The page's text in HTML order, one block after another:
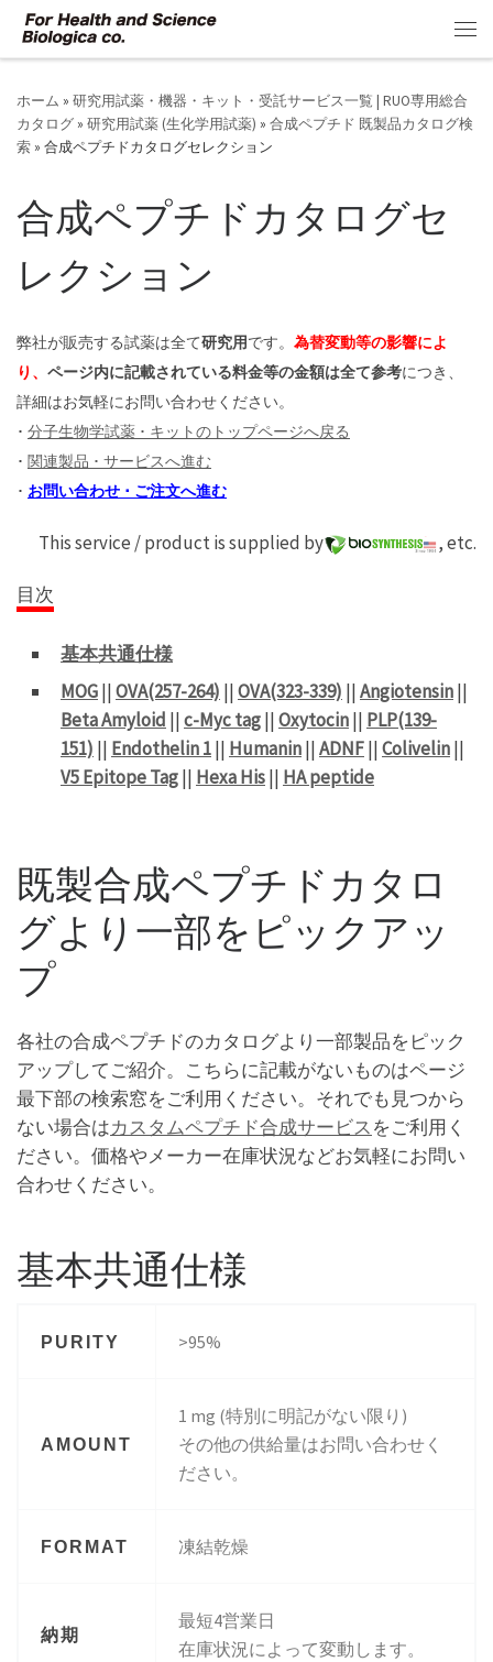
コンテンツへスキップ
ホーム » 研究用試薬・機器・キット・受託サービス一覧 | RUO専用総合
カタログ » 研究用試薬 (生化学用試薬) » 合成ペプチド 既製品カタログ検
索 » 合成ペプチドカタログセレクション
合成ペプチドカタログセ
レクション
弊社が販売する試薬は全て研究用です。 為替変動等の影響によ
り、 ページ内に記載されている料金等の金額は全て参考につき、
詳細はお気軽にお問い合わせください。
･ 分子生物学試薬 ･ キットのトップページへ戻る
･ 関連製品 ･ サービスへ進む
･ お問い合わせ ･ ご注文へ進む
This service / product is supplied by , etc.
目次
基本共通仕様
MOG||OVA(257-264) ||OVA(323-339) ||Angiotensin||
Beta Amyloid ||c-Myc tag||Oxytocin|| PLP(139-
151) || Endothelin 1|| Humanin||ADNF||Colivelin||
V5 Epitope Tag|| Hexa His|| HA peptide
既製合成ペプチドカタロ
グより一部をピックアッ
プ
各社の合成ペプチドのカタログより一部製品をピック
アップしてご紹介。こちらに記載がないものはページ
最下部の検索窓をご利用ください。それでも見つから
ない場合はカスタムペプチド合成サービスをご利用く
ださい。価格やメーカー在庫状況などお気軽にお問い
合わせください。
基本共通仕様
PURITY >95%
AMOUNT
1 mg (特別に明記がない限り)
その他の供給量はお問い合わせく
ださい。
FORMAT 凍結乾燥
納期
最短4営業日
在庫状況によって変動します。